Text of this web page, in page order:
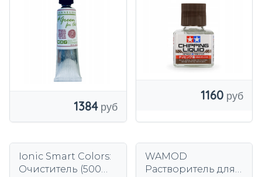
1384
1160
Ionic Smart Colors:
Очиститель (500
WAMOD
Растворитель для